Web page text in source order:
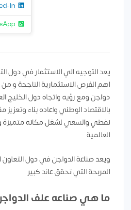
In
يعد التوجيه الي الاستثمار في دول
اهم الفرص الاستثمارية الناجحة و
دواجن ومع رؤيه واتجاه دول الخليج
بالاقتصاد الوطني واعاده بناء وتعزيز
نفطي والسعي لشغل مكانه متميزة
العالمية
ويعد صناعة الدواجن في دول
المربحة التي تحقق عائد كبير
ما هي صناعه علف